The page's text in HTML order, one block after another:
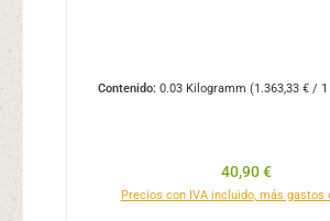
Contenido: 0.03 Kilogramm (1.363,33 € /
Precio normal:
40,90 €
Precios con IVA incluido, más gastos